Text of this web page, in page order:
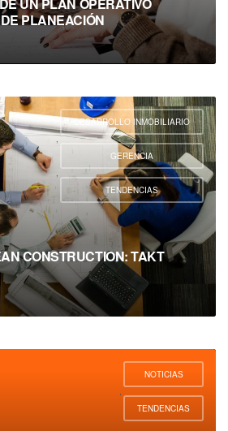
PLANEACIÓN
DESARROLLO INMOBILIARIO
,
GERENCIA
TENDENCIAS
CONSTRUCTION: TAKT
NOTICIAS
,
TENDENCIAS